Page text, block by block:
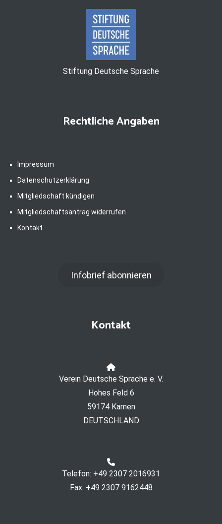
Stiftung Deutsche Sprache
Rechtliche Angaben
Impressum
Datenschutzerklärung
Mitgliedschaft kündigen
Mitgliedschaftsantrag widerrufen
Kontakt
Infobrief abonnieren
Kontakt
Verein Deutsche Sprache e. V.
Hohes Feld 6
59174 Kamen
DEUTSCHLAND
Telefon: +49 2307 2016931
Fax: +49 2307 9162448